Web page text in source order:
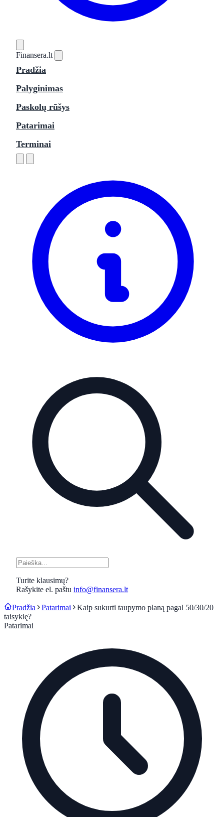
Finansera.lt
Pradžia
Palyginimas
Paskolų rūšys
Patarimai
Terminai
Turite klausimų?
Rašykite el. paštu info@finansera.lt
Pradžia Patarimai
Kaip sukurti taupymo planą pagal 50/30/20
taisyklę?
Patarimai